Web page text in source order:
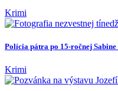
Krimi
Polícia pátra po 15-ročnej Sabine
Krimi